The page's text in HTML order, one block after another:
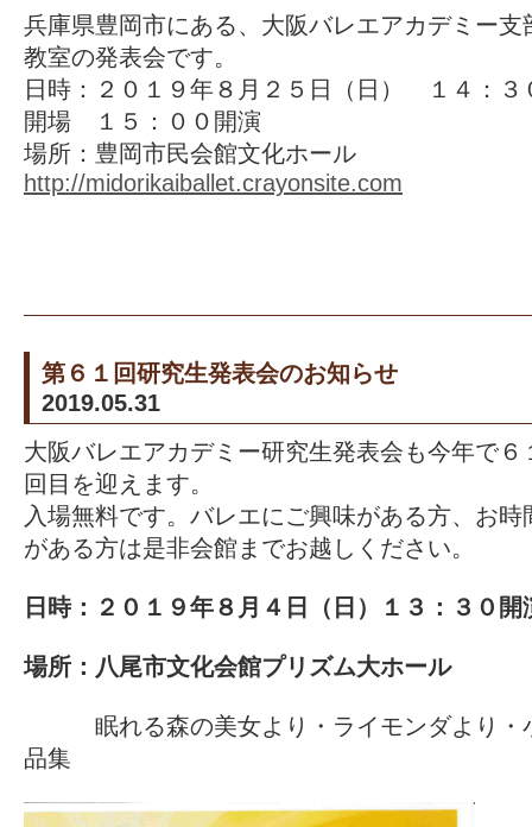
兵庫県豊岡市にある、大阪バレエアカデミー支
教室の発表会です。
日時：２０１９年８月２５日（日） １４：３
開場 １５：００開演
場所：豊岡市民会館文化ホール
http://midorikaiballet.crayonsite.com
第６１回研究生発表会のお知らせ
2019.05.31
大阪バレエアカデミー研究生発表会も今年で６
回目を迎えます。
入場無料です。バレエにご興味がある方、お時
がある方は是非会館までお越しください。
日時：２０１９年８月４日（日）１３：３０開
場所：八尾市文化会館プリズム大ホール
眠れる森の美女より・ライモンダより・
品集